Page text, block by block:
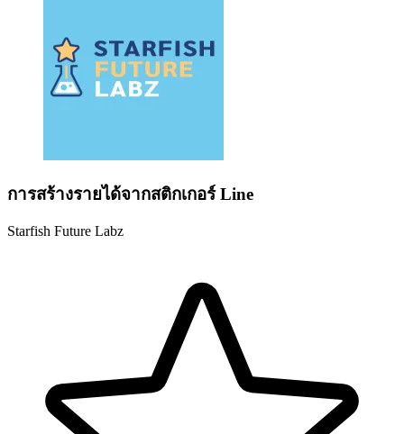
การสร้างรายได้จากสติกเกอร์ Line
Starfish Future Labz